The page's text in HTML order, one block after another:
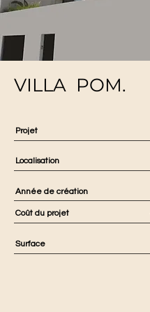
VILLA POM.
Projet
Localisation
Année de création
Coût du projet
Surface